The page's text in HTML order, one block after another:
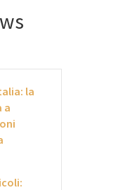
la
a